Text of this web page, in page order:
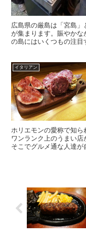
広島県の厳島は「宮島
が集まります。賑やかな
の島にはいくつもの注目
イタリアン
ホリエモンの愛称で知
ワンランク上のうまい店
そこでグルメ通な人達